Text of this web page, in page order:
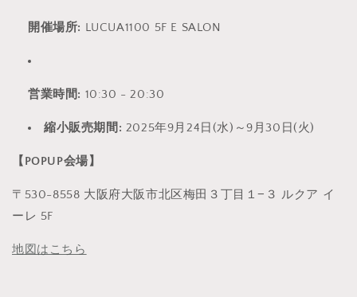
開催場所: LUCUA1100 5F E SALON
営業時間: 10:30 - 20:30
縮小販売期間: 2025年9月24日(水)～9月30日(火)
【POPUP会場】
〒530-8558 大阪府大阪市北区梅田３丁目１−３ ルクア イ
ーレ 5F
地図はこちら